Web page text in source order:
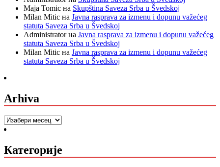
Maja Tomic на Skupština Saveza Srba u Švedskoj
Milan Mitic на Javna rasprava za izmenu i dopunu važećeg
statuta Saveza Srba u Švedskoj
Administratorна Javna rasprava za izmenu i dopunu važećeg
statuta Saveza Srba u Švedskoj
Milan Mitic на Javna rasprava za izmenu i dopunu važećeg
statuta Saveza Srba u Švedskoj
Arhiva
Arhiva
Категорије